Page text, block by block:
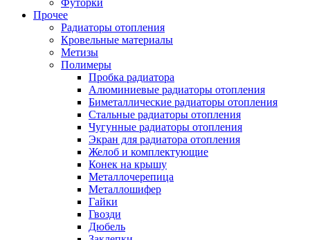
Футорки
Прочее
Радиаторы отопления
Кровельные материалы
Метизы
Полимеры
Пробка радиатора
Алюминиевые радиаторы отопления
Биметаллические радиаторы отопления
Стальные радиаторы отопления
Чугунные радиаторы отопления
Экран для радиатора отопления
Желоб и комплектующие
Конек на крышу
Металлочерепица
Металлошифер
Гайки
Гвозди
Дюбель